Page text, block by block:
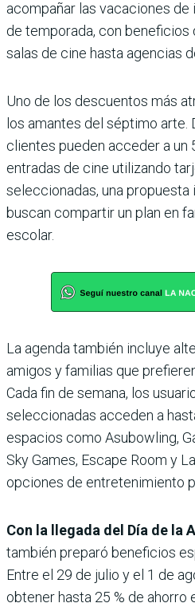
acompañar las vacaciones
de temporada, con beneficios
salas de cine hasta agencias
Uno de los descuentos más
los amantes del séptimo arte.
clientes pueden acceder a un
entradas de cine utilizando
seleccionadas, una propuesta
buscan compartir un plan en
escolar.
La agenda también incluye
amigos y familias que
Cada fin de semana, los
seleccionadas acceden a
espacios como Asubowling,
Sky Games, Escape Room y
opciones de entretenimiento
Con la llegada del Día de la
también preparó beneficios
Entre el 29 de julio y el 1 de
obtener hasta 25 % de ahorro